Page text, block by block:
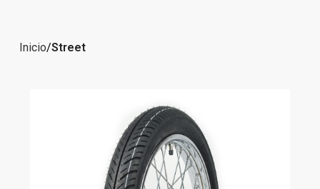
Inicio Street